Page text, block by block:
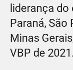
liderança
Paraná, São
Minas
VBP de 2021.